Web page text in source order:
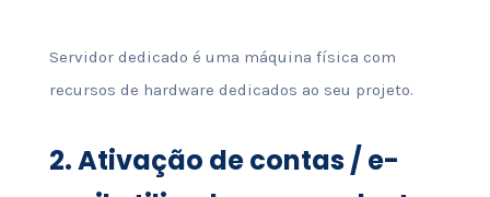
Servidor dedicado é uma máquina física com
recursos de hardware dedicados ao seu projeto.
2.Ativação de contas / e-